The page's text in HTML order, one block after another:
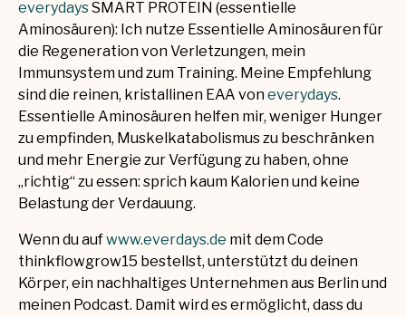
everydaysSMART PROTEIN (essentielle
Aminosäuren): Ich nutze Essentielle Aminosäuren für
die Regeneration von Verletzungen, mein
Immunsystem und zum Training. Meine Empfehlung
sind die reinen, kristallinen EAA voneverydays.
Essentielle Aminosäuren helfen mir, weniger Hunger
zu empfinden, Muskelkatabolismus zu beschränken
und mehr Energie zur Verfügung zu haben, ohne
„richtig“ zu essen: sprich kaum Kalorien und keine
Belastung der Verdauung.
Wenn du aufwww.everdays.de mit dem Code
thinkflowgrow15 bestellst, unterstützt du deinen
Körper, ein nachhaltiges Unternehmen aus Berlin und
meinen Podcast. Damit wird es ermöglicht, dass du